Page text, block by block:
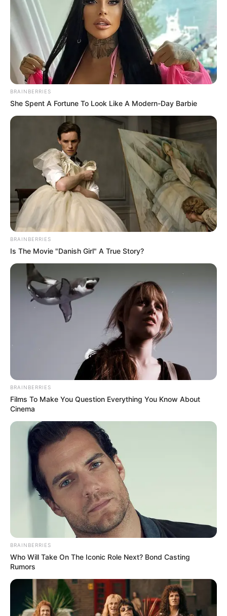
ΤΑΥΤΟΤΗΤΑ ΚΑΙ ΕΠΙΚΟΙΝΩΝΙΑ ΟΡΟΙ ΧΡΗΣΗΣ
BRAINBERRIES
She Spent A Fortune To Look Like A Modern-Day Barbie
BRAINBERRIES
Is The Movie "Danish Girl" A True Story?
BRAINBERRIES
Films To Make You Question Everything You Know About
Cinema
BRAINBERRIES
Who Will Take On The Iconic Role Next? Bond Casting
Rumors